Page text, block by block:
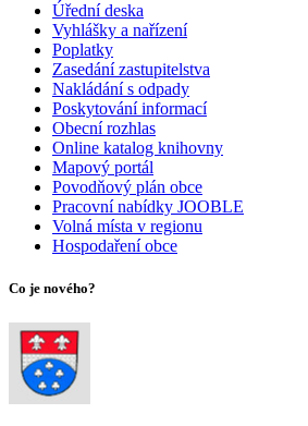
Úřední deska
Vyhlášky a nařízení
Poplatky
Zasedání zastupitelstva
Nakládání s odpady
Poskytování informací
Obecní rozhlas
Online katalog knihovny
Mapový portál
Povodňový plán obce
Pracovní nabídky JOOBLE
Volná místa v regionu
Hospodaření obce
Co je nového?